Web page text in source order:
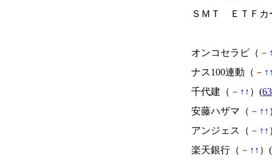
ＳＭＴ ＥＴＦカ
オンコセラピ（ －
ナス100連動（ － ↑
千代建（ － ↑ ↑ ）(
安藤ハザマ（ － ↑ ↑
アンジェス（ － ↑ ↑
楽天銀行（ － ↑ ↑ ）(